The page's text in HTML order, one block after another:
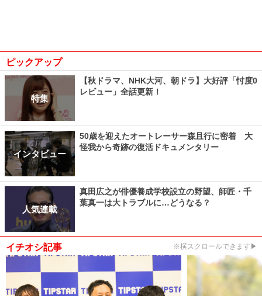
ピックアップ
特集
【秋ドラマ、NHK大河、朝ドラ】大好評「忖度0
レビュー」全話更新！
インタビュー
50歳を迎えたオートレーサー森且行に密着 大
怪我から奇跡の復活ドキュメンタリー
人気連載
真田広之が俳優養成学校設立の野望、師匠・千
葉真一は大トラブルに…どうなる？
イチオシ記事 ※横スクロールできます▶